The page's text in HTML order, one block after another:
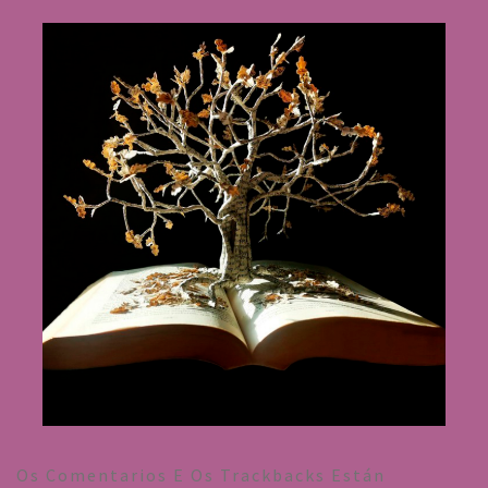
Os Comentarios E Os Trackbacks Están